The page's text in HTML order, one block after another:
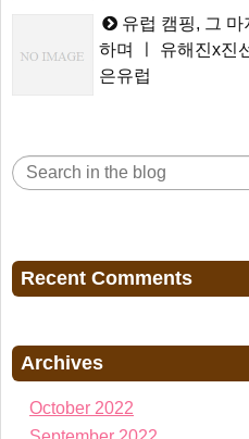
유럽 캠핑, 그
하며 ㅣ 유해진x진
은유럽
Recent Comments
Archives
October 2022